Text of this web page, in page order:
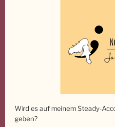
Wird es auf meinem Steady-
geben?